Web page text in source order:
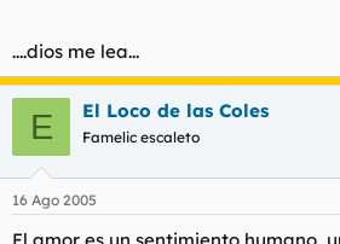
....dios me lea...
E El Loco de las Coles
Famelic escaleto
16 Ago 2005
El amor es un sentimiento humano,